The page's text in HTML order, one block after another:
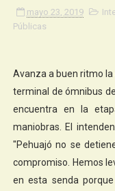
mayo 23, 2019
Públicas
Avanza a buen ritmo
terminal de ómnibus
encuentra en la
maniobras. El
"Pehuajó no se
compromiso. Hemos
en esta senda